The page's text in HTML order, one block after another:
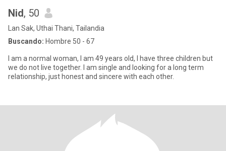
Nid, 50
Lan Sak, Uthai Thani, Tailandia
Buscando: Hombre 50 - 67
I am a normal woman, I am 49 years old, I have three children but
we do not live together. I am single and looking for a long term
relationship, just honest and sincere with each other.